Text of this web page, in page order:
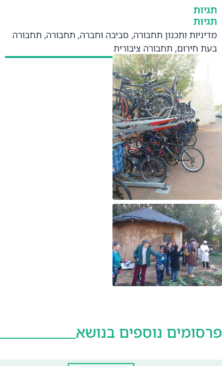
תגיות
תגיות
מדיניות ותכנון תחבורה, סביבה וחברה, תחבורה, תחבורה
בעת חירום, תחבורה ציבורית
פרסומים נוספים בנושא